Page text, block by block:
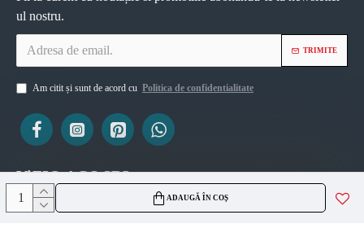
ADAUGĂ ÎN COȘ
ul nostru.
TRIMITE
Am citit și sunt de acord cu Politica de confidentialitate
ViZIO AGS SRL
CUI 45335561